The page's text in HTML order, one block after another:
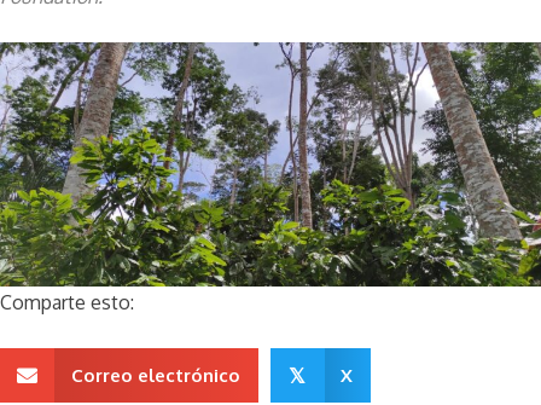
Comparte esto:
Correo electrónico 𝕏 X